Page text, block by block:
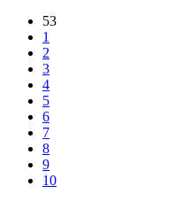
53
1
2
3
4
5
6
7
8
9
10